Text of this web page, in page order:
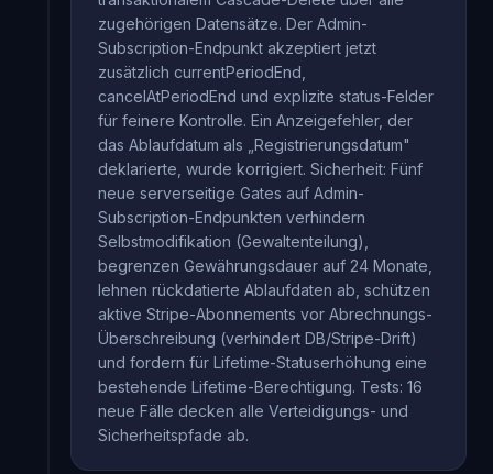
zugehörigen Datensätze. Der Admin-
Subscription-Endpunkt akzeptiert jetzt
zusätzlich currentPeriodEnd,
cancelAtPeriodEnd und explizite status-Felder
für feinere Kontrolle. Ein Anzeigefehler, der
das Ablaufdatum als „Registrierungsdatum"
deklarierte, wurde korrigiert. Sicherheit: Fünf
neue serverseitige Gates auf Admin-
Subscription-Endpunkten verhindern
Selbstmodifikation (Gewaltenteilung),
begrenzen Gewährungsdauer auf 24 Monate,
lehnen rückdatierte Ablaufdaten ab, schützen
aktive Stripe-Abonnements vor Abrechnungs-
Überschreibung (verhindert DB/Stripe-Drift)
und fordern für Lifetime-Statuserhöhung eine
bestehende Lifetime-Berechtigung. Tests: 16
neue Fälle decken alle Verteidigungs- und
Sicherheitspfade ab.